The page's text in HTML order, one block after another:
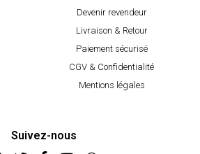
Devenir revendeur
Livraison & Retour
Paiement sécurisé
CGV & Confidentialité
Mentions légales
Suivez-nous